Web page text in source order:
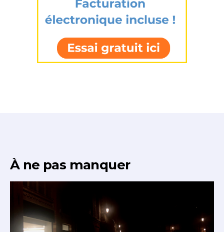
J'accepte lestermes et conditions
* Champ obligatoire
À ne pas manquer